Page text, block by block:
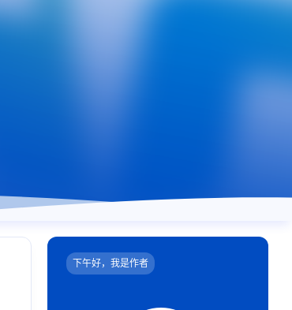
下午好，我是作者